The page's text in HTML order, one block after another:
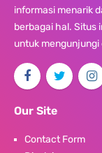
informasi menarik
berbagai hal. Situs
untuk
Our Site
Contact Form